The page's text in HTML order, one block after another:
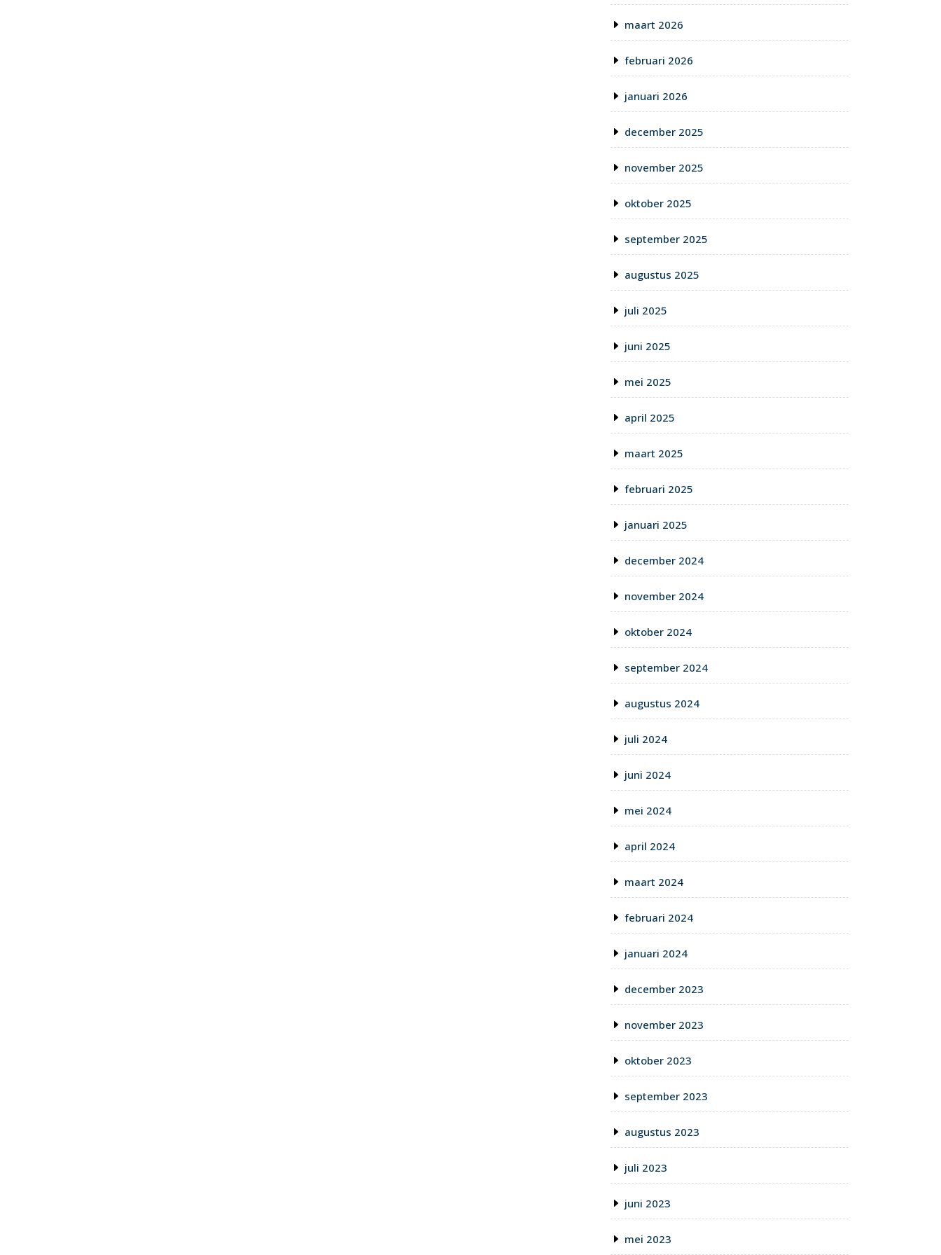
maart 2026
februari 2026
januari 2026
december 2025
november 2025
oktober 2025
september 2025
augustus 2025
juli 2025
juni 2025
mei 2025
april 2025
maart 2025
februari 2025
januari 2025
december 2024
november 2024
oktober 2024
september 2024
augustus 2024
juli 2024
juni 2024
mei 2024
april 2024
maart 2024
februari 2024
januari 2024
december 2023
november 2023
oktober 2023
september 2023
augustus 2023
juli 2023
juni 2023
mei 2023